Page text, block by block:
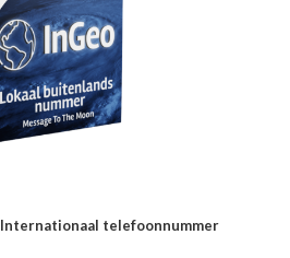
Internationaal telefoonnummer